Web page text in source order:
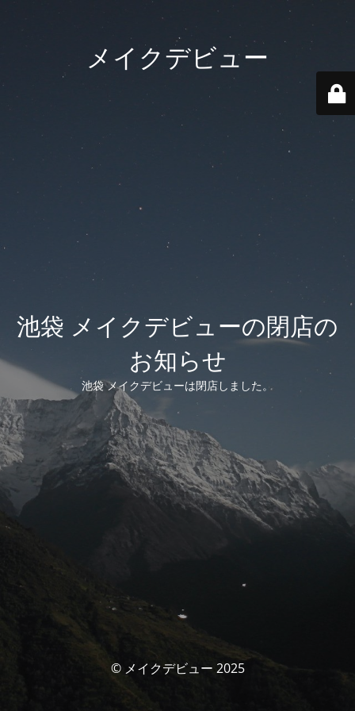
メイクデビュー
池袋 メイクデビューの閉店の
お知らせ
池袋 メイクデビューは閉店しました。
© メイクデビュー 2025